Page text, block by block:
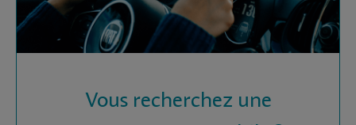
Vous recherchez une